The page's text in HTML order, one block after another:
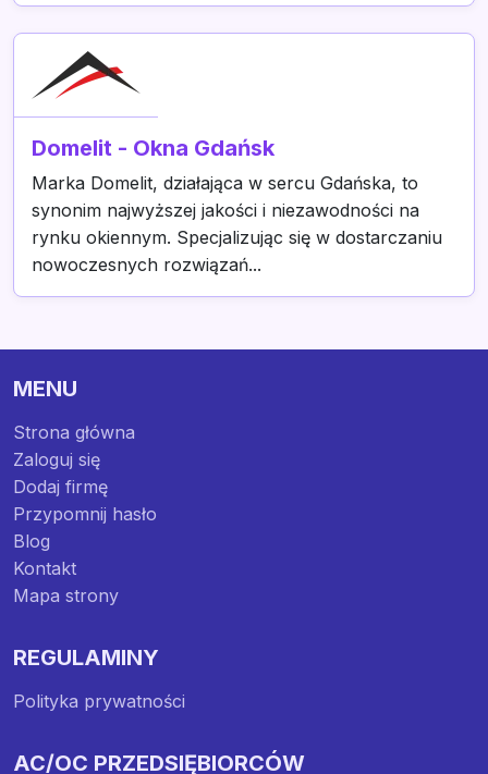
Domelit - Okna Gdańsk
Marka Domelit, działająca w sercu Gdańska, to
synonim najwyższej jakości i niezawodności na
rynku okiennym. Specjalizując się w dostarczaniu
nowoczesnych rozwiązań...
MENU
Strona główna
Zaloguj się
Dodaj firmę
Przypomnij hasło
Blog
Kontakt
Mapa strony
REGULAMINY
Polityka prywatności
AC/OC PRZEDSIĘBIORCÓW